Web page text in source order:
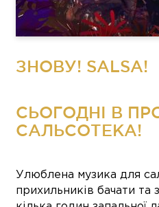
ЗНОВУ! SALSA!
СЬОГОДНІ В
САЛЬСОТЕКА!
Улюблена музика для
прихильників бачати та